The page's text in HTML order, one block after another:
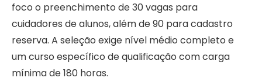
foco o preenchimento de 30 vagas para
cuidadores de alunos, além de 90 para cadastro
reserva. A seleção exige nível médio completo e
um curso específico de qualificação com carga
mínima de 180 horas.